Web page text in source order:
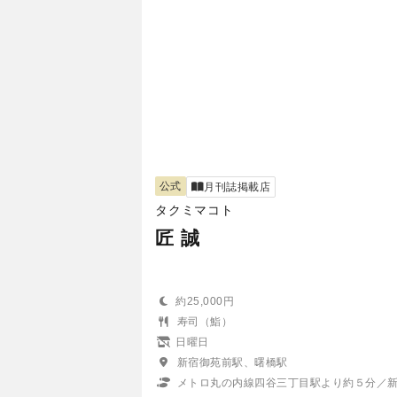
公式 月刊誌掲載店
タクミマコト
匠 誠
約25,000円
寿司（鮨）
日曜日
新宿御苑前駅、曙橋駅
メトロ丸の内線四谷三丁目駅より約５分／